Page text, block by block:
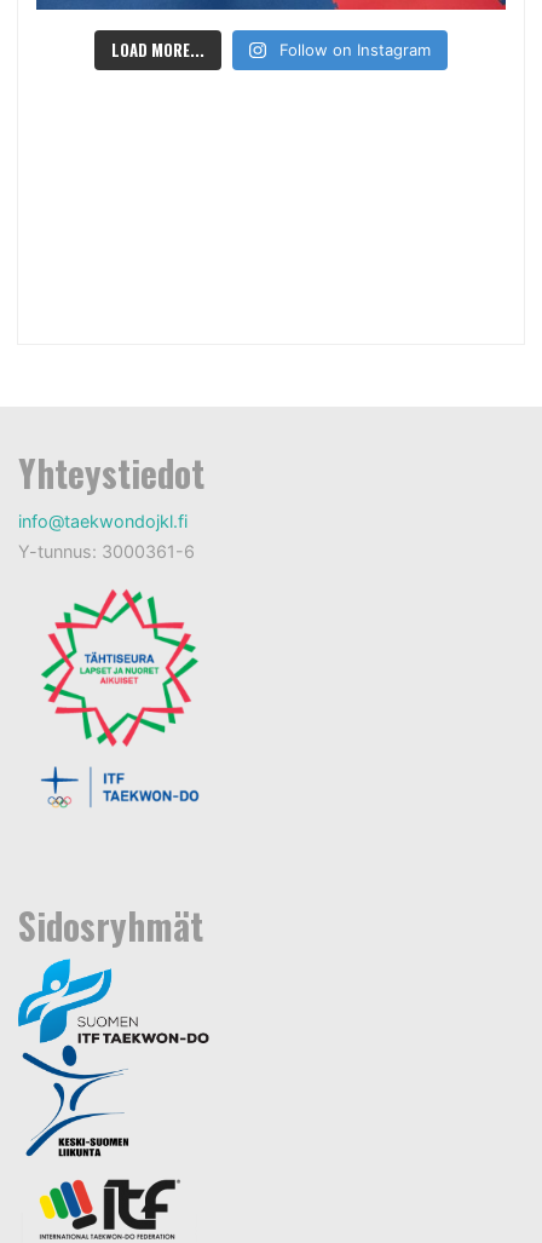
LOAD MORE... Follow on Instagram
Yhteystiedot
info@taekwondojkl.fi
Y-tunnus: 3000361-6
Sidosryhmät